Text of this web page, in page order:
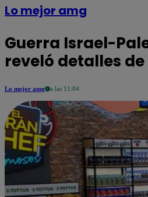
Lo mejor amg
Guerra Israel-
reveló detalles
Lo mejor amg a las 11:04